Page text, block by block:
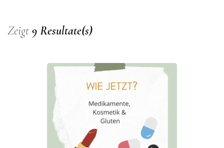
Zeigt 9 Resultate(s)